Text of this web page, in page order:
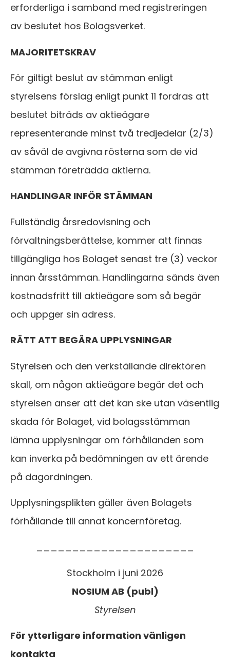
erforderliga i samband med registreringen
av beslutet hos Bolagsverket.
MAJORITETSKRAV
För giltigt beslut av stämman enligt
styrelsens förslag enligt punkt 11 fordras att
beslutet biträds av aktieägare
representerande minst två tredjedelar (2/3)
av såväl de avgivna rösterna som de vid
stämman företrädda aktierna.
HANDLINGAR INFÖR STÄMMAN
Fullständig årsredovisning och
förvaltningsberättelse, kommer att finnas
tillgängliga hos Bolaget senast tre (3) veckor
innan årsstämman. Handlingarna sänds även
kostnadsfritt till aktieägare som så begär
och uppger sin adress.
RÄTT ATT BEGÄRA UPPLYSNINGAR
Styrelsen och den verkställande direktören
skall, om någon aktieägare begär det och
styrelsen anser att det kan ske utan väsentlig
skada för Bolaget, vid bolagsstämman
lämna upplysningar om förhållanden som
kan inverka på bedömningen av ett ärende
på dagordningen.
Upplysningsplikten gäller även Bolagets
förhållande till annat koncernföretag.
______________________
Stockholm i juni 2026
NOSIUM AB (publ)
Styrelsen
För ytterligare information vänligen
kontakta